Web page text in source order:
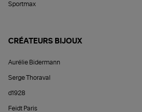
Sportmax
CRÉATEURS BIJOUX
Aurélie Bidermann
Serge Thoraval
d1928
Feidt Paris